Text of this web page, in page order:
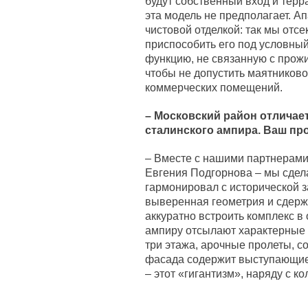
эта модель не предполагает.
чистовой отделкой: так мы
приспособить его под
функцию, не связанную с
чтобы не допустить
коммерческих помещений.
– Московский район
сталинского ампира. Ваш
– Вместе с нашими партнерами
Евгения Подгорнова – мы
гармонировал с исторической
выверенная геометрия и
аккуратно встроить комплекс
ампиру отсылают
три этажа, арочные пролеты,
фасада содержит
– этот «гигантизм», наряду с